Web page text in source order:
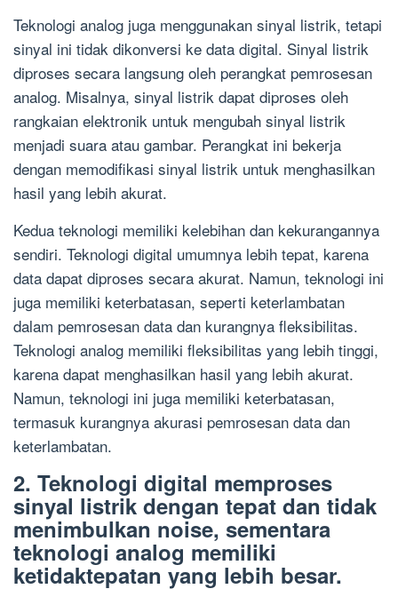
Teknologi analog juga menggunakan sinyal listrik, tetapi
sinyal ini tidak dikonversi ke data digital. Sinyal listrik
diproses secara langsung oleh perangkat pemrosesan
analog. Misalnya, sinyal listrik dapat diproses oleh
rangkaian elektronik untuk mengubah sinyal listrik
menjadi suara atau gambar. Perangkat ini bekerja
dengan memodifikasi sinyal listrik untuk menghasilkan
hasil yang lebih akurat.
Kedua teknologi memiliki kelebihan dan kekurangannya
sendiri. Teknologi digital umumnya lebih tepat, karena
data dapat diproses secara akurat. Namun, teknologi ini
juga memiliki keterbatasan, seperti keterlambatan
dalam pemrosesan data dan kurangnya fleksibilitas.
Teknologi analog memiliki fleksibilitas yang lebih tinggi,
karena dapat menghasilkan hasil yang lebih akurat.
Namun, teknologi ini juga memiliki keterbatasan,
termasuk kurangnya akurasi pemrosesan data dan
keterlambatan.
2. Teknologi digital memproses
sinyal listrik dengan tepat dan tidak
menimbulkan noise, sementara
teknologi analog memiliki
ketidaktepatan yang lebih besar.